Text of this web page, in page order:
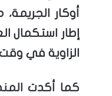
أوكار
إطار استكمال
الزاوية في
كما أكدت